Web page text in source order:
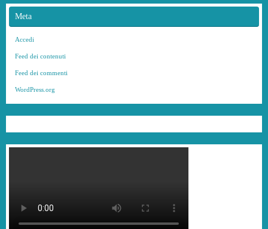
Meta
Accedi
Feed dei contenuti
Feed dei commenti
WordPress.org